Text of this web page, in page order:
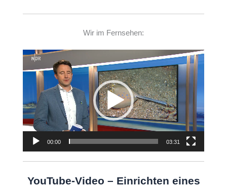
Wir im Fernsehen:
Player
00:00 03:31
YouTube-Video – Einrichten eines